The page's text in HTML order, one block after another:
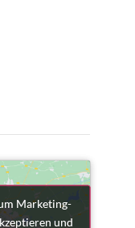
Marketing-
und
Marketing-
und